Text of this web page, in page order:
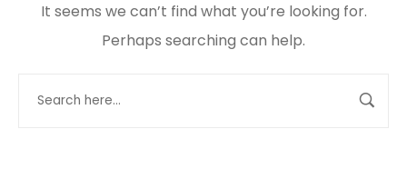
It seems we can’t find what you’re looking for.
Perhaps searching can help.